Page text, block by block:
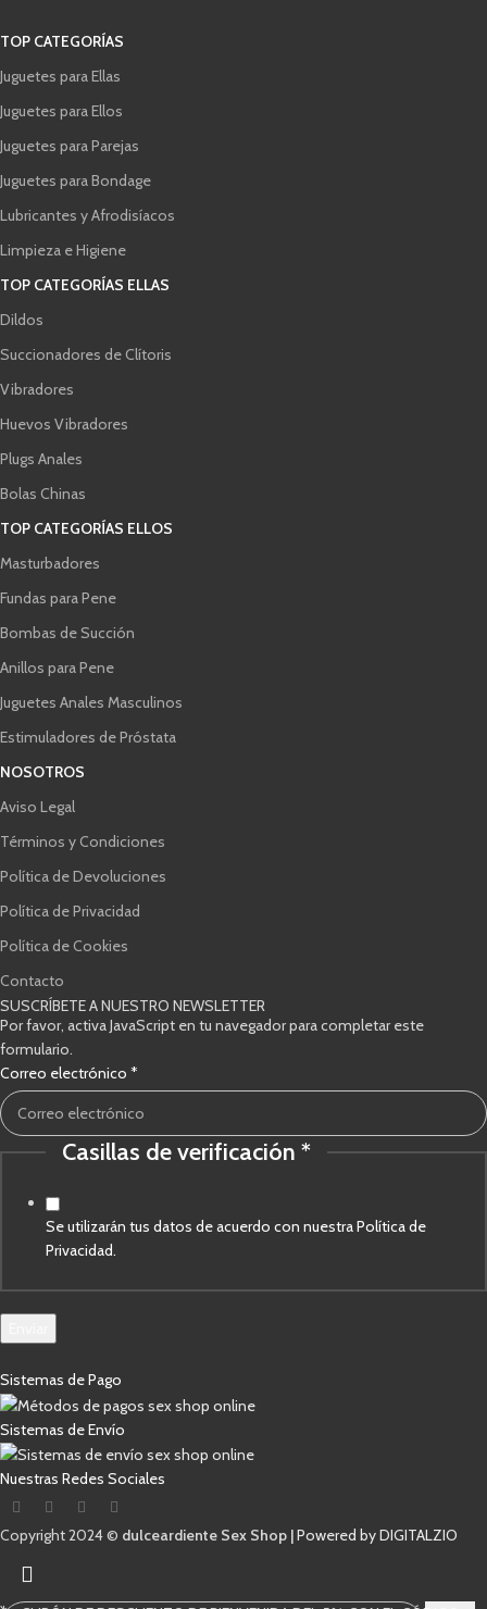
TOP CATEGORÍAS
Juguetes para Ellas
Juguetes para Ellos
Juguetes para Parejas
Juguetes para Bondage
Lubricantes y Afrodisíacos
Limpieza e Higiene
TOP CATEGORÍAS ELLAS
Dildos
Succionadores de Clítoris
Vibradores
Huevos Vibradores
Plugs Anales
Bolas Chinas
TOP CATEGORÍAS ELLOS
Masturbadores
Fundas para Pene
Bombas de Succión
Anillos para Pene
Juguetes Anales Masculinos
Estimuladores de Próstata
NOSOTROS
Aviso Legal
Términos y Condiciones
Política de Devoluciones
Política de Privacidad
Política de Cookies
Contacto
SUSCRÍBETE A NUESTRO NEWSLETTER
Por favor, activa JavaScript en tu navegador para completar este
formulario.
Casillas
electrónico
Correo
Correo electrónico *
Casillas de verificación *
Se utilizarán tus datos de acuerdo con nuestra Política de
Privacidad.
Sistemas de Pago
Sistemas de Envío
Nuestras Redes Sociales
Copyright 2024 © dulceardiente Sex Shop |Powered by DIGITALZIO